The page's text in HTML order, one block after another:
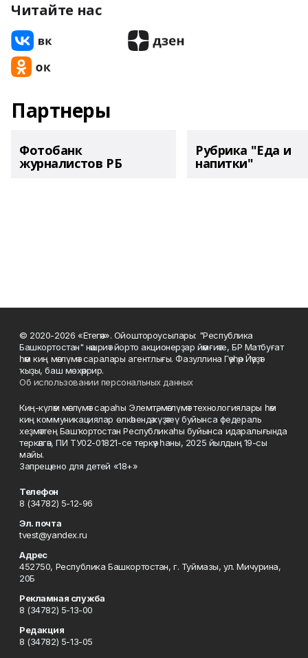
Читайте нас
Партнеры
Фотобанк
журналистов РБ
Рубрика "Еда и
напитки"
© 2020-2026 «Етегән». Ойоштороусылары: "Республика
Башкортостан" нәшриәт йорто акционерҙар йәмғиәте, БР Матбуғат
һәм киң мәғлүмәт саралары агентлығы. Фазуллина Гәүһәр Йәүҙәт
ҡыҙы, баш мөхәррир.
Об использовании персональных данных
Киң-күләм мәғлүмәт сараһы Элемтә, мәғлүмәт технологиялары һәм
киң коммуникациялар өлкәһендә күҙәтеү буйынса федераль
хеҙмәттең Башҡортостан Республикаһы буйынса идаралығында
теркәлгән, ПИ ТУ02-01821-се теркәү һаны, 2025 йылдың 19-сы
майы.
Запрещено для детей «18+»
Телефон
8 (34782) 5-12-96
Эл. почта
tvest@yandex.ru
Адрес
452750, Республика Башкортостан, г. Туймазы, ул. Мичурина,
20Б
Рекламная служба
8 (34782) 5-13-00
Редакция
8 (34782) 5-13-05